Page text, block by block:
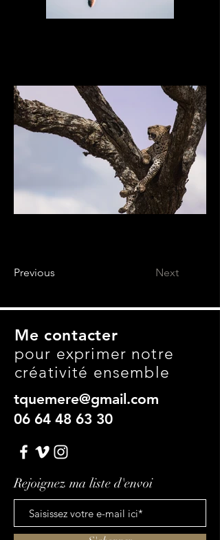
Previous Next
Me contacter
pour exprimer notre
créativité ensemble
tquemere@gmail.com
06 64 48 63 30
Rejoignez ma liste d'envoi